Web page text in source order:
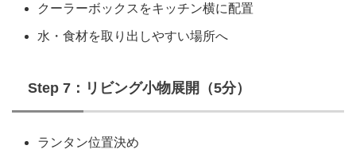
クーラーボックスをキッチン横に配置
水・食材を取り出しやすい場所へ
Step 7：リビング小物展開（5分）
ランタン位置決め